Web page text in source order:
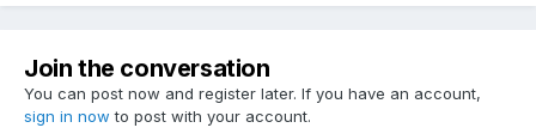
Join the conversation
You can post now and register later. If you have an account,
sign in now to post with your account.